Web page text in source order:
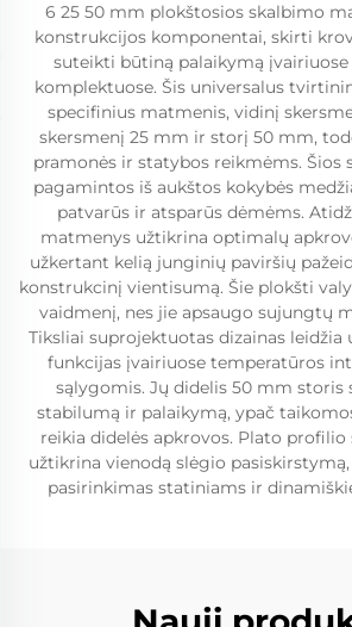
6 25 50 mm plokštosios skalbimo
konstrukcijos komponentai, skirti
suteikti būtiną palaikymą
komplektuose. Šis universalus
specifinius matmenis, vidinį
skersmenį 25 mm ir storį 50 mm,
pramonės ir statybos reikmėms. Šios
pagamintos iš aukštos kokybės
patvarūs ir atsparūs dėmėms.
matmenys užtikrina optimalų
užkertant kelią junginių paviršių
konstrukcinį vientisumą. Šie plokšti
vaidmenį, nes jie apsaugo sujungtų
Tiksliai suprojektuotas dizainas
funkcijas įvairiuose temperatūros
sąlygomis. Jų didelis 50 mm storis
stabilumą ir palaikymą, ypač
reikia didelės apkrovos. Plato
užtikrina vienodą slėgio
pasirinkimas statiniams ir